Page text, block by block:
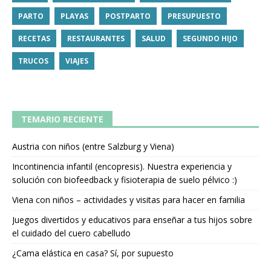
PARTO PLAYAS POSTPARTO PRESUPUESTO
RECETAS RESTAURANTES SALUD SEGUNDO HIJO
TRUCOS VIAJES
TEMARIO RECIENTE
Austria con niños (entre Salzburg y Viena)
Incontinencia infantil (encopresis). Nuestra experiencia y
solución con biofeedback y fisioterapia de suelo pélvico :)
Viena con niños – actividades y visitas para hacer en familia
Juegos divertidos y educativos para enseñar a tus hijos sobre
el cuidado del cuero cabelludo
¿Cama elástica en casa? Sí, por supuesto